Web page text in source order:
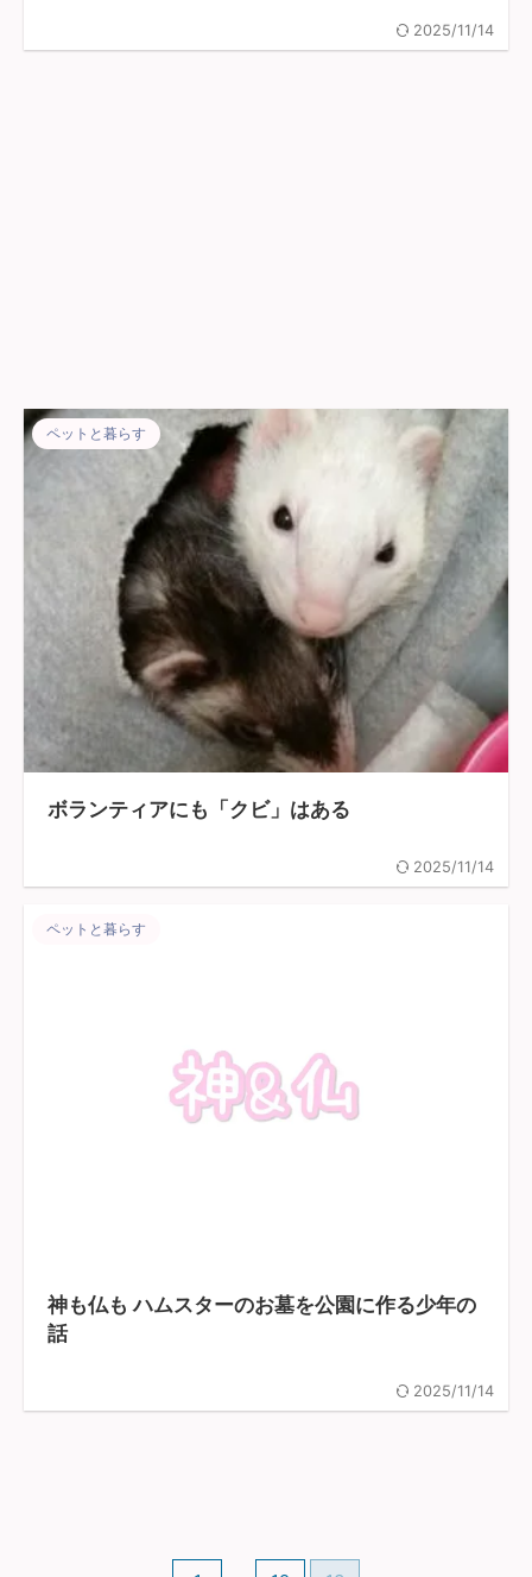
2025/11/14
ペットと暮らす
ボランティアにも「クビ」はある
2025/11/14
ペットと暮らす
神も仏も ハムスターのお墓を公園に作る少年の
話
2025/11/14